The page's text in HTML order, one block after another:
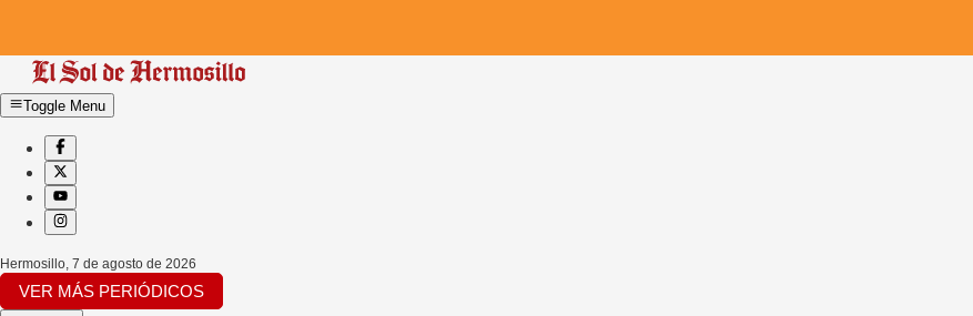
Toggle Menu
Hermosillo 7 de agosto de 2026
VER MÁS PERIÓDICOS